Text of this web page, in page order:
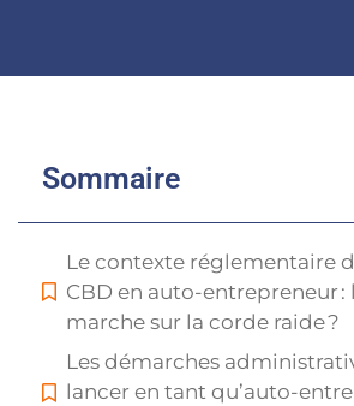
Sommaire
Le contexte réglementaire
CBD en auto-entrepreneur
marche sur la corde raide ?
Les démarches
lancer en tant qu’auto-